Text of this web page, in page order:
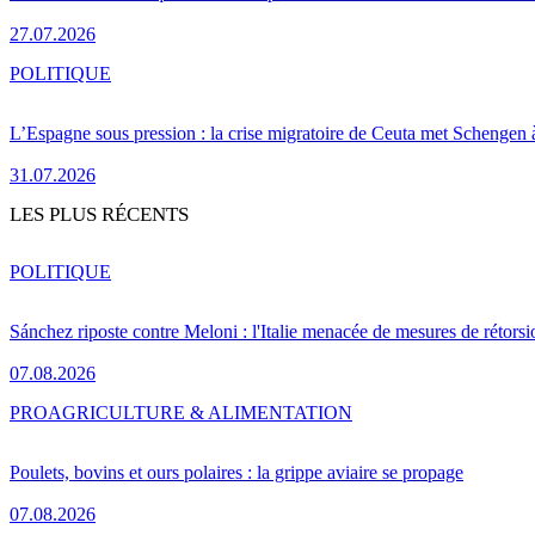
27.07.2026
L’Espagne sous pression : la crise migratoire de Ceuta met Schengen
31.07.2026
POLITIQUE
LES PLUS RÉCENTS
Sánchez riposte contre Meloni : l'Italie menacée de mesures de
07.08.2026
POLITIQUE
Poulets, bovins et ours polaires : la grippe aviaire se propage
07.08.2026
PROAGRICULTURE & ALIMENTATION